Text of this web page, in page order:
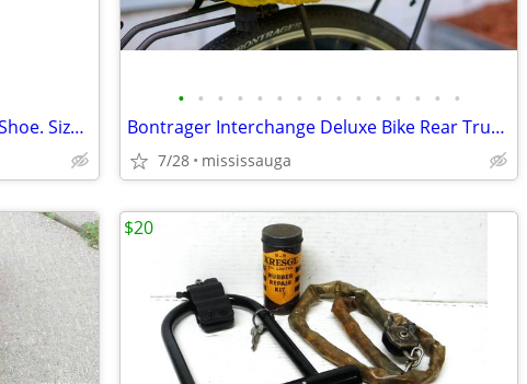
SPECIALIZED Women's Torch Road Shoe. Size EUR 38
• • • • • • • • • • • • • • •
Bontrager Interchange Deluxe Bike Rear Trunk bag
7/28 mississauga
$20